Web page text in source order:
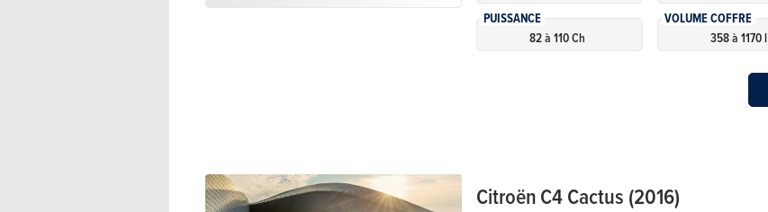
PUISSANCE
82 à 110 Ch
VOLUME COFFRE
358 à 1170 l
CitroënC4 Cactus (2016)